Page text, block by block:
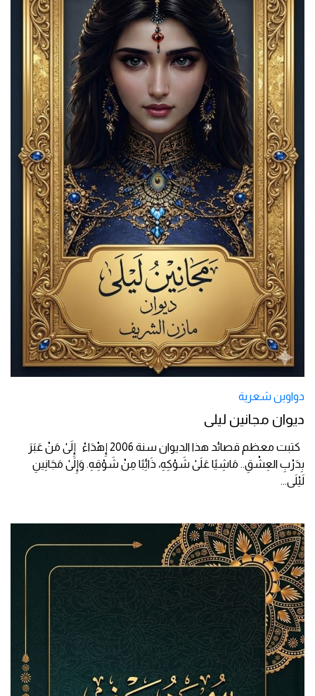
دواوين شعرية
ديوان مجانين ليلى
كتبت معظم قصائد هذا الديوان سنة 2006 إِهْدَاءْ إِلَىٰ مَنْ عَبَرَ
بِدَرْبِ العِشْقِ.. مَاشِيًا عَلَىٰ شَوْكِهِ، ذَائِبًا مِنْ شَوْقِهِ. وَإِلَىٰ مَجَانِينِ
لَيْلَى...